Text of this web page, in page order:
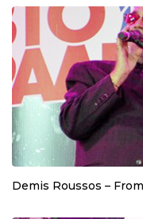
Demis Roussos –